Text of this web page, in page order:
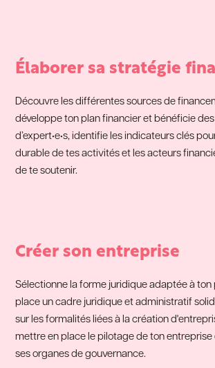
Élaborer sa stratégie
Découvre les différentes sources de
développe ton plan financier et bénéficie
d’expert•e•s, identifie les indicateurs clés
durable de tes activités et les acteurs
de te soutenir.
Créer son entreprise
Sélectionne la forme juridique adaptée à ton
place un cadre juridique et administratif
sur les formalités liées à la création
mettre en place le pilotage de ton
ses organes de gouvernance.